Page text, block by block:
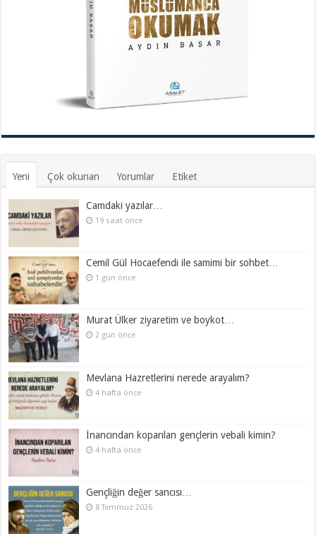
Yeni Çok okunan Yorumlar Etiket
Camdaki yazılar…
19 saat önce
Cemil Gül Hocaefendi ile samimi bir sohbet…
1 gün önce
Murat Ülker ziyaretim ve boykot…
2 gün önce
Mevlana Hazretlerini nerede arayalım?
4 hafta önce
İnancından koparılan gençlerin vebali kimin?
4 hafta önce
Gençliğin değer sancısı…
8 Temmuz 2026